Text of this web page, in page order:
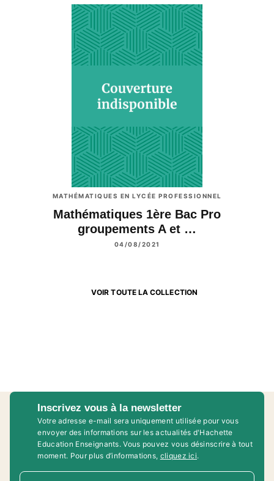
MATHÉMATIQUES EN LYCÉE PROFESSIONNEL
Mathématiques 1ère Bac Pro
groupements A et …
04/08/2021
VOIR TOUTE LA COLLECTION
Inscrivez vous à la newsletter
Votre adresse e-mail sera uniquement utilisée pour vous
envoyer des informations sur les actualités d'Hachette
Education Enseignants. Vous pouvez vous désinscrire à tout
moment. Pour plus d’informations, cliquez ici.